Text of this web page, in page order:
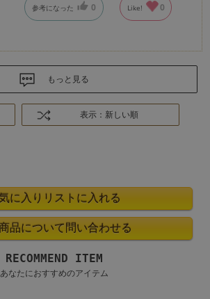
参考になった 0 Like! 0
もっと見る
表示：新しい順
RECOMMEND ITEM
あなたにおすすめのアイテム